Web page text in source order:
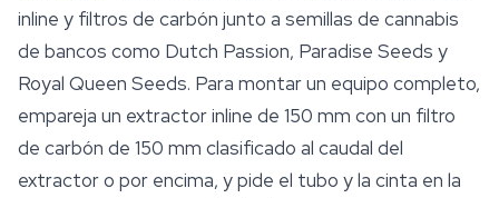
inline y filtros de carbón junto a semillas de cannabis
de bancos como Dutch Passion, Paradise Seeds y
Royal Queen Seeds. Para montar un equipo completo,
empareja un extractor inline de 150 mm con un filtro
de carbón de 150 mm clasificado al caudal del
extractor o por encima, y pide el tubo y la cinta en la